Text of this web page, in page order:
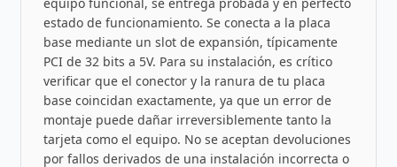
estado de funcionamiento. Se conecta a la placa
base mediante un slot de expansión, típicamente
PCI de 32 bits a 5V. Para su instalación, es crítico
verificar que el conector y la ranura de tu placa
base coincidan exactamente, ya que un error de
montaje puede dañar irreversiblemente tanto la
tarjeta como el equipo. No se aceptan devoluciones
por fallos derivados de una instalación incorrecta o